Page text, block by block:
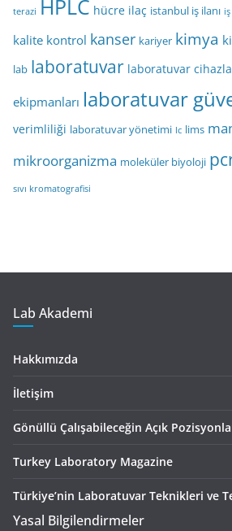
terazi HPLC hücre ilaç istanbul iş ilanı
kalite kontrol kanser kariyer kimya
lab laboratuvar laboratuvar
ekipmanları laboratuvar
verimliliği laboratuvar yönetimi lc lims
mikroorganizma moleküler biyoloji
sıvı kromatografisi
Lab Akademi
Hakkımızda
İletişim
Gönüllü Çalışabileceğin Açık
Turkey Laboratory Magazine
Türkiye’nin Laboratuvar Teknikleri ve
Yasal Bilgilendirmeler